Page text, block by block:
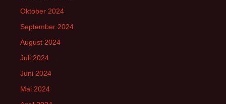
Oktober 2024
September 2024
August 2024
Juli 2024
Juni 2024
Mai 2024